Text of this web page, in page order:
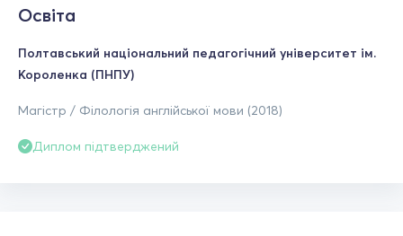
Освіта
Полтавський національний педагогічний університет ім.
Короленка (ПНПУ)
Магістр / Філологія англійської мови (2018)
Диплом підтверджений